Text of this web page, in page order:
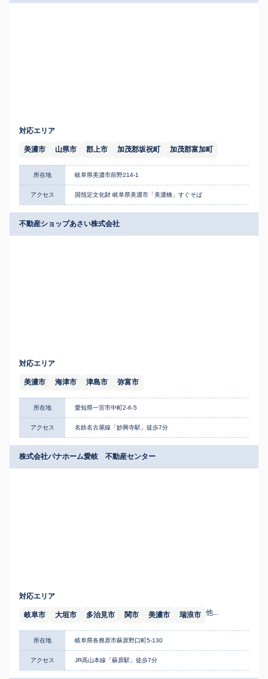
対応エリア
美濃市 山県市 郡上市 加茂郡坂祝町 加茂郡富加町
所在地 岐阜県美濃市前野214-1
アクセス 国指定文化財 岐阜県美濃市「美濃橋」すぐそば
不動産ショップあさい株式会社
対応エリア
美濃市 海津市 津島市 弥富市
所在地 愛知県一宮市中町2-6-5
アクセス 名鉄名古屋線「妙興寺駅」徒歩7分
株式会社パナホーム愛岐 不動産センター
対応エリア
岐阜市 大垣市 多治見市 関市 美濃市 瑞浪市 他...
所在地 岐阜県各務原市蘇原野口町5-130
アクセス JR高山本線「蘇原駅」徒歩7分